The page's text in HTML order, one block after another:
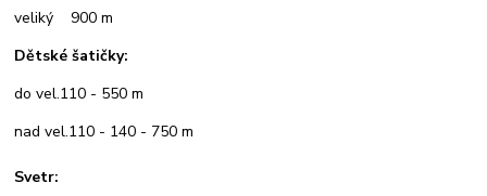
veliký 900 m
Dětské šatičky:
do vel.110 - 550 m
nad vel.110 - 140 - 750 m
Svetr: